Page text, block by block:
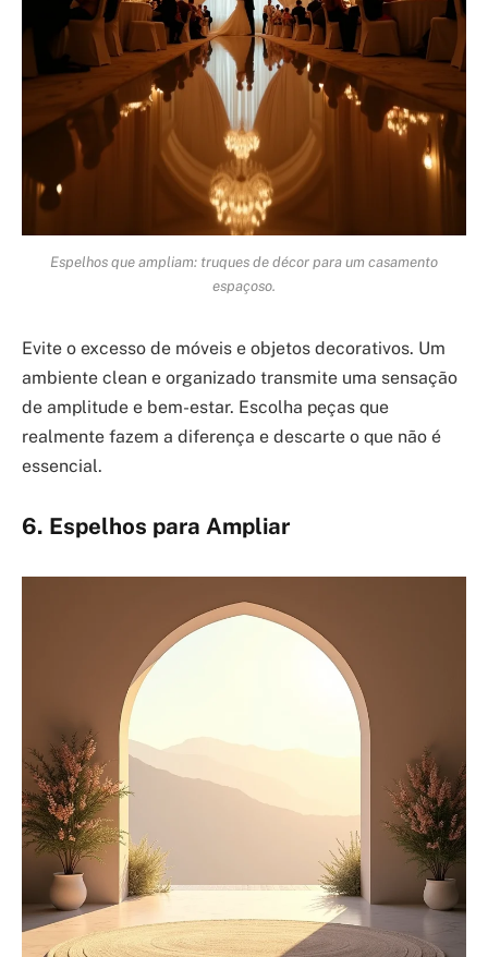
Espelhos que ampliam: truques de décor para um casamento
espaçoso.
Evite o excesso de móveis e objetos decorativos. Um
ambiente clean e organizado transmite uma sensação
de amplitude e bem-estar. Escolha peças que
realmente fazem a diferença e descarte o que não é
essencial.
6. Espelhos para Ampliar